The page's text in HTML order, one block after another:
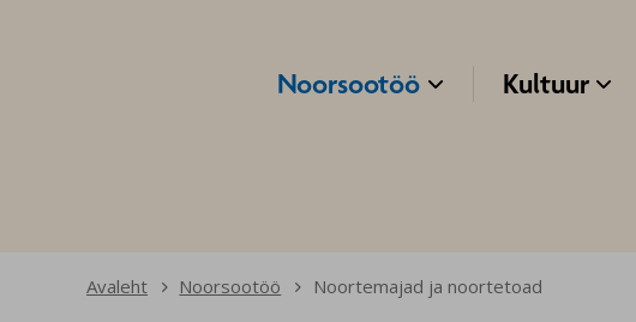
Noorsootöö  Kultuur 
Avaleht Noorsootöö Noortemajad ja noortetoad